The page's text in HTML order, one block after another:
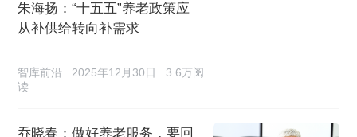
朱海扬：“十五五”养老政策应
从补供给转向补需求
智库前沿 2025年12月30日
3.6万阅
读
乔晓春：做好养老服务，要回